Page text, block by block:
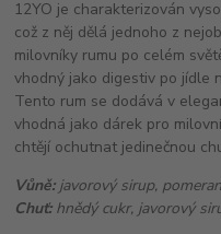
12YO je charakterizován
což z něj dělá jednoho z
milovníky rumu po celém
vhodný jako digestiv po jídle
Tento rum se dodává v
vhodná jako dárek pro
chtějí ochutnat jedinečnou
Vůně:javorový sirup,
Chuť:hnědý cukr, javorový